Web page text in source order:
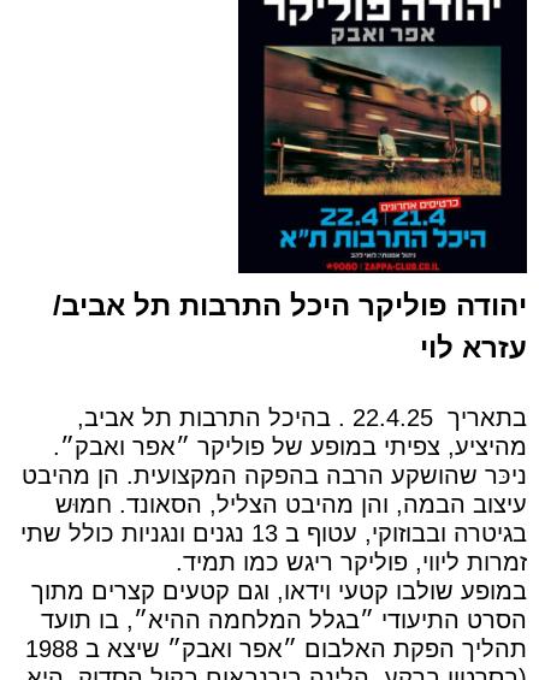
יהודה פוליקר היכל התרבות תל אביב/
עזרא לוי
בתאריך
22.4.25 . בהיכל התרבות תל אביב,
מהיציע, צפיתי במופע של פוליקר ״אפר ואבק״.
ניכּר שהושקע הרבה בהפקה המקצועית. הן מהיבט
עיצוב הבמה, והן מהיבט הצליל, הסאונד. חמוּש
בגיטרה ובבוזוקי, עטוף ב 13 נגנים ונגניות כולל שתי
זמרות ליווי, פוליקר ריגש כמו תמיד.
במופע שולבו קטעי וידאו, וגם קטעים קצרים מתוך
הסרט התיעודי ״בגלל המלחמה ההיא״, בו תועד
תהליך הפקת האלבום ״אפר ואבק״ שיצא ב 1988